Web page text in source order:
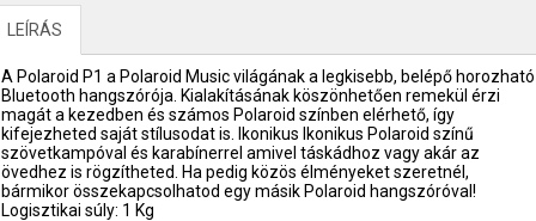
LEÍRÁS
A Polaroid P1 a Polaroid Music világának a legkisebb, belépő horozható
Bluetooth hangszórója. Kialakításának köszönhetően remekül érzi
magát a kezedben és számos Polaroid színben elérhető, így
kifejezheted saját stílusodat is. Ikonikus Ikonikus Polaroid színű
szövetkampóval és karabínerrel amivel táskádhoz vagy akár az
övedhez is rögzítheted. Ha pedig közös élményeket szeretnél,
bármikor összekapcsolhatod egy másik Polaroid hangszóróval!
Logisztikai súly: 1 Kg